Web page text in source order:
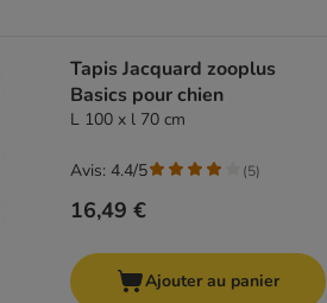
Tapis Jacquard zooplus
Basics pour chien
L 100 x l 70 cm
16,49 €
Avis: 4.4/5 (5)
Ajouter au panier